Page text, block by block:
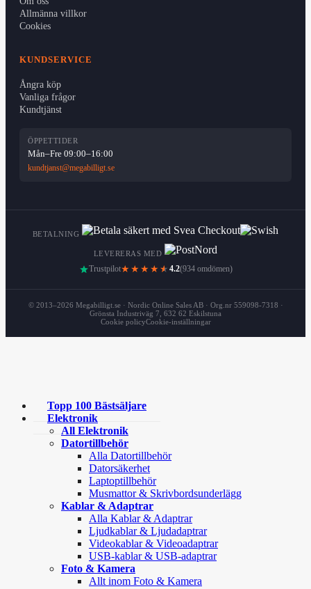
Allmänna villkor
Cookies
KUNDSERVICE
Ångra köp
Vanliga frågor
Kundtjänst
ÖPPETTIDER
Mån–Fre 09:00–16:00
kundtjanst@megabilligt.se
BETALNING
LEVERERAS MED
Trustpilot★★★★ ★ 4.2(934 omdömen)
© 2013–2026 Megabilligt.se · Nordic Online Sales AB · Org.nr 559098-7318 ·
Grönsta Industriväg 7, 632 62 Eskilstuna
Cookie policyCookie-inställningar
Topp 100 Bästsäljare
Elektronik
All Elektronik
Datortillbehör
Alla Datortillbehör
Datorsäkerhet
Laptoptillbehör
Musmattor & Skrivbordsunderlägg
Kablar & Adaptrar
Alla Kablar & Adaptrar
Ljudkablar & Ljudadaptrar
Videokablar & Videoadaptrar
USB-kablar & USB-adaptrar
Foto & Kamera
Allt inom Foto & Kamera